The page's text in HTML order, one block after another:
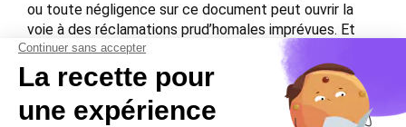
ou toute négligence sur ce document peut ouvrir la
voie à des réclamations prud’homales imprévues. Et
comme toujours,ce n’est pas le salarié qui doit
prouver l’erreur, mais l’employeur qui doit
démontrer sa conformité.Faites auditer vos
ruptures de contrats, fiches de paie et pratiques